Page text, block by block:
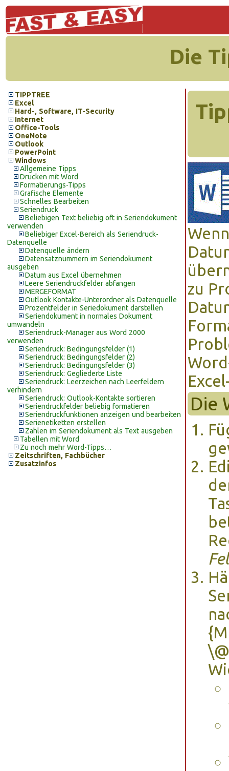
Die
TIPPTREE
Excel
Hard-, Software, IT-Security
Internet
Office-Tools
OneNote
Outlook
PowerPoint
Windows
Allgemeine Tipps
Drucken mit Word
Formatierungs-Tipps
Grafische Elemente
Schnelles Bearbeiten
Seriendruck
Beliebigen Text beliebig oft in Seriendokument
verwenden
Beliebiger Excel-Bereich als Seriendruck-
Datenquelle
Datenquelle ändern
Datensatznummern im Seriendokument
ausgeben
Datum aus Excel übernehmen
Leere Seriendruckfelder abfangen
MERGEFORMAT
Outlook Kontakte-Unterordner als Datenquelle
Prozentfelder in Seriedokument darstellen
Seriendokument in normales Dokument
umwandeln
Seriendruck-Manager aus Word 2000
verwenden
Seriendruck: Bedingungsfelder (1)
Seriendruck: Bedingungsfelder (2)
Seriendruck: Bedingungsfelder (3)
Seriendruck: Gegliederte Liste
Seriendruck: Leerzeichen nach Leerfeldern
verhindern
Seriendruck: Outlook-Kontakte sortieren
Seriendruckfelder beliebig formatieren
Seriendruckfunktionen anzeigen und bearbeiten
Serienetiketten erstellen
Zahlen im Seriendokument als Text ausgeben
Tabellen mit Word
Zu noch mehr Word-Tipps…
Zeitschriften, Fachbücher
Zusatzinfos
zu
Die